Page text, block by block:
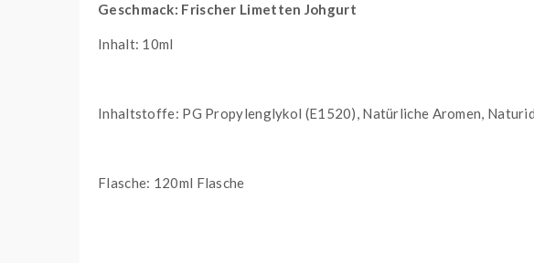
Geschmack: Frischer Limetten Johgurt
Inhalt: 10ml
Inhaltstoffe: PG Propylenglykol (E1520), Natürliche Aromen,
Flasche: 120ml Flasche